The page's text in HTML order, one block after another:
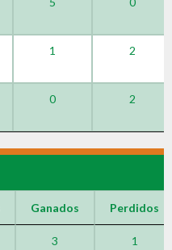
1 2
0 2
Ganados Perdidos
3 1